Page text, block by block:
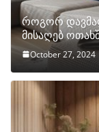
როგორ
მისაღებ
October 27, 2024